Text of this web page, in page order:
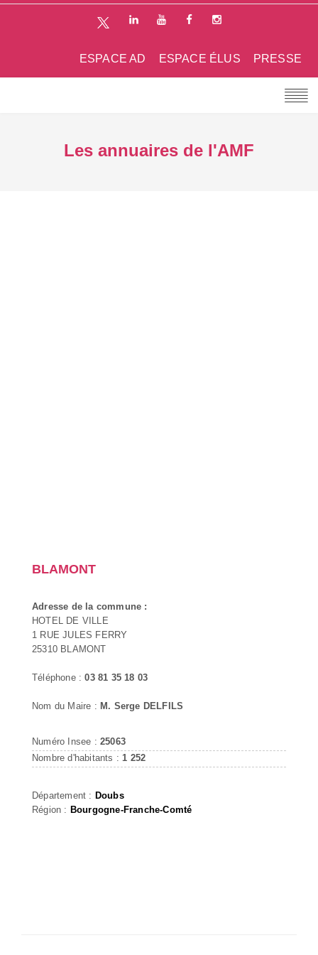
PRESSE
ESPACE ÉLUS
ESPACE AD
Les annuaires de l'AMF
BLAMONT
Adresse de la commune :
HOTEL DE VILLE
1 RUE JULES FERRY
25310 BLAMONT
Téléphone :03 81 35 18 03
Nom du Maire : M. Serge DELFILS
Numéro Insee : 25063
Nombre d'habitants : 1 252
Département : Doubs
Région : Bourgogne-Franche-Comté